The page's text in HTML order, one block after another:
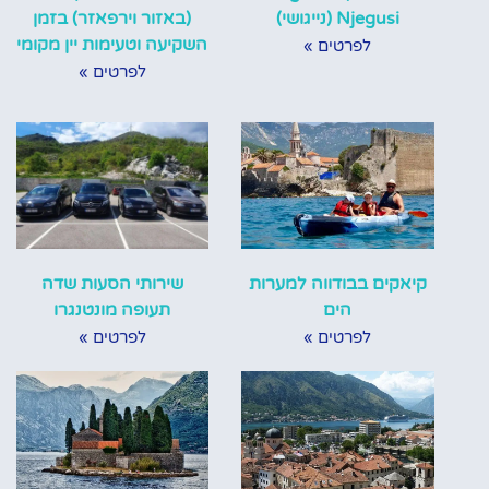
Njegusi (נייגושי)
לפרטים »
(באזור וירפאזר) בזמן
השקיעה וטעימות יין מקומי
לפרטים »
קיאקים בבודווה למערות
הים
לפרטים »
שירותי הסעות שדה
תעופה מונטנגרו
לפרטים »